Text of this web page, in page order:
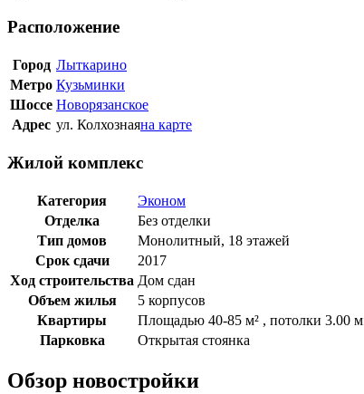
Расположение
Город Лыткарино
Метро Кузьминки
Шоссе Новорязанское
Адрес ул. Колхознаяна карте
Жилой комплекс
Категория
Эконом
Отделка
Без отделки
Тип домов
Монолитный, 18 этажей
Срок сдачи
2017
Ход строительства Дом сдан
Объем жилья
5 корпусов
Квартиры
Площадью 40-85 м² , потолки 3.00 м
Парковка
Открытая стоянка
Обзор новостройки